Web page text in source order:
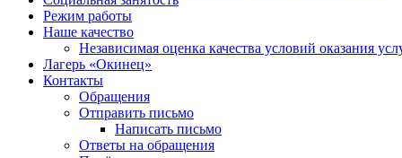
Режим работы
Наше качество
Независимая оценка качества условий оказания
Лагерь «Окинец»
Контакты
Обращения
Отправить письмо
Написать письмо
Ответы на обращения